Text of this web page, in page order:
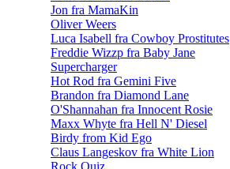
Jon fra MamaKin
Oliver Weers
Luca Isabell fra Cowboy Prostitutes
Freddie Wizzp fra Baby Jane
Supercharger
Hot Rod fra Gemini Five
Brandon fra Diamond Lane
O'Shannahan fra Innocent Rosie
Maxx Whyte fra Hell N' Diesel
Birdy from Kid Ego
Claus Langeskov fra White Lion
Rock Quiz